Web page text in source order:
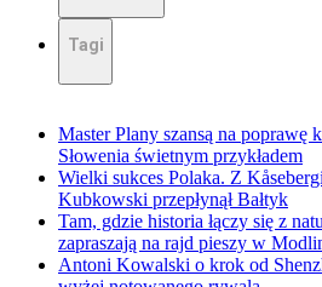
Tagi
Master Plany szansą na poprawę
Słowenia świetnym przykładem
Wielki sukces Polaka. Z
Kubkowski przepłynął Bałtyk
Tam, gdzie historia łączy się z
zapraszają na rajd pieszy w
Antoni Kowalski o krok od